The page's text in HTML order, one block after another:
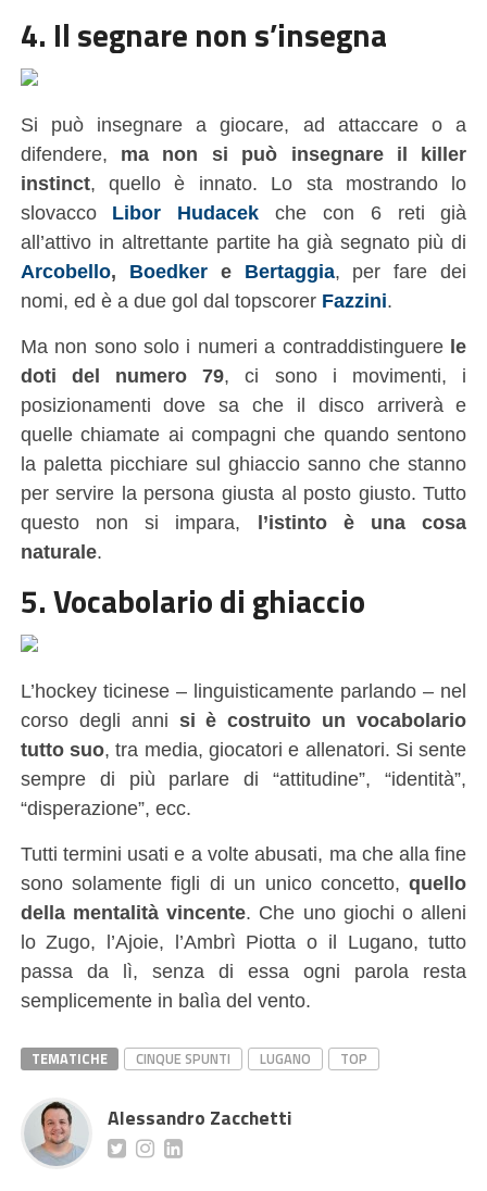
4. Il segnare non s’insegna
Si può insegnare a giocare, ad attaccare o a
difendere, ma non si può insegnare il killer
instinct, quello è innato. Lo sta mostrando lo
slovacco Libor Hudacek che con 6 reti già
all’attivo in altrettante partite ha già segnato più di
Arcobello, Boedkere Bertaggia, per fare dei
nomi, ed è a due gol dal topscorer Fazzini.
Ma non sono solo i numeri a contraddistinguere le
doti del numero 79, ci sono i movimenti, i
posizionamenti dove sa che il disco arriverà e
quelle chiamate ai compagni che quando sentono
la paletta picchiare sul ghiaccio sanno che stanno
per servire la persona giusta al posto giusto. Tutto
questo non si impara, l’istinto è una cosa
naturale.
5. Vocabolario di ghiaccio
L’hockey ticinese – linguisticamente parlando – nel
corso degli anni si è costruito un vocabolario
tutto suo, tra media, giocatori e allenatori. Si sente
sempre di più parlare di “attitudine”, “identità”,
“disperazione”, ecc.
Tutti termini usati e a volte abusati, ma che alla fine
sono solamente figli di un unico concetto,quello
della mentalità vincente. Che uno giochi o alleni
lo Zugo, l’Ajoie, l’Ambrì Piotta o il Lugano, tutto
passa da lì, senza di essa ogni parola resta
semplicemente in balìa del vento.
TEMATICHE CINQUE SPUNTI LUGANO TOP
Alessandro Zacchetti